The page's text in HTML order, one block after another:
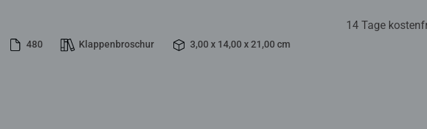
480 Klappenbroschur 3,00 x 14,00 x 21,00 cm
14 Tage